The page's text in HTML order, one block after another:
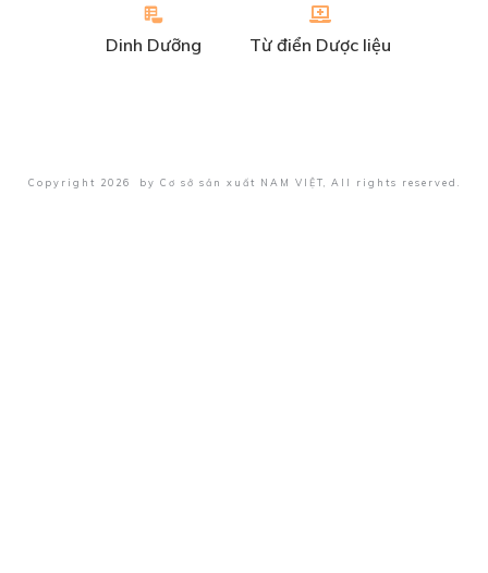
Dinh Dưỡng Từ điển Dược liệu
Copyright 2026 by Cơ sở sản xuất NAM VIỆT , All rights reserved.